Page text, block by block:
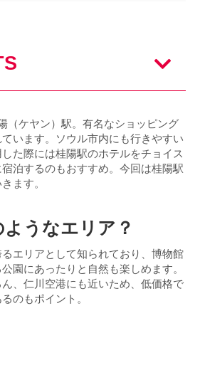
（ケヤン）駅。有名なショッピング
います。ソウル市内にも行きやすい
た際には桂陽駅のホテルをチョイス
泊するのもおすすめ。今回は桂陽駅
ます。
うなエリア？
エリアとして知られており、博物館
園にあったりと自然も楽しめます。
、仁川空港にも近いため、低価格で
のもポイント。